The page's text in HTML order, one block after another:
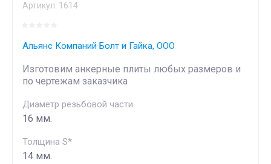
Артикул: 1614
Альянс Компаний Болт и Гайка, ООО
Изготовим анкерные плиты любых размеров и
по чертежам заказчика
Диаметр резьбовой части
16 мм.
Толщина S*
14 мм.